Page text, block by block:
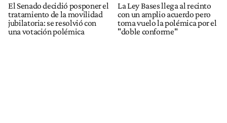
El Senado decidió posponer el
tratamiento de la movilidad
jubilatoria: se resolvió con
una votación polémica
La Ley Bases llega al recinto
con un amplio acuerdo pero
toma vuelo la polémica por el
"doble conforme"